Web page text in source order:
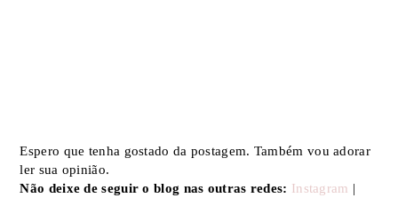
Espero que tenha gostado da postagem. Também vou adorar
ler sua opinião.
Não deixe de seguir o blog nas outras redes: Instagram |